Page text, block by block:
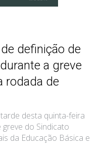
definição de
a greve
rodada de
desta quinta-feira
do Sindicato
da Educação Básica e